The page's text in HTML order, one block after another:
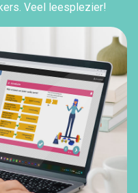
Veel leesplezier!